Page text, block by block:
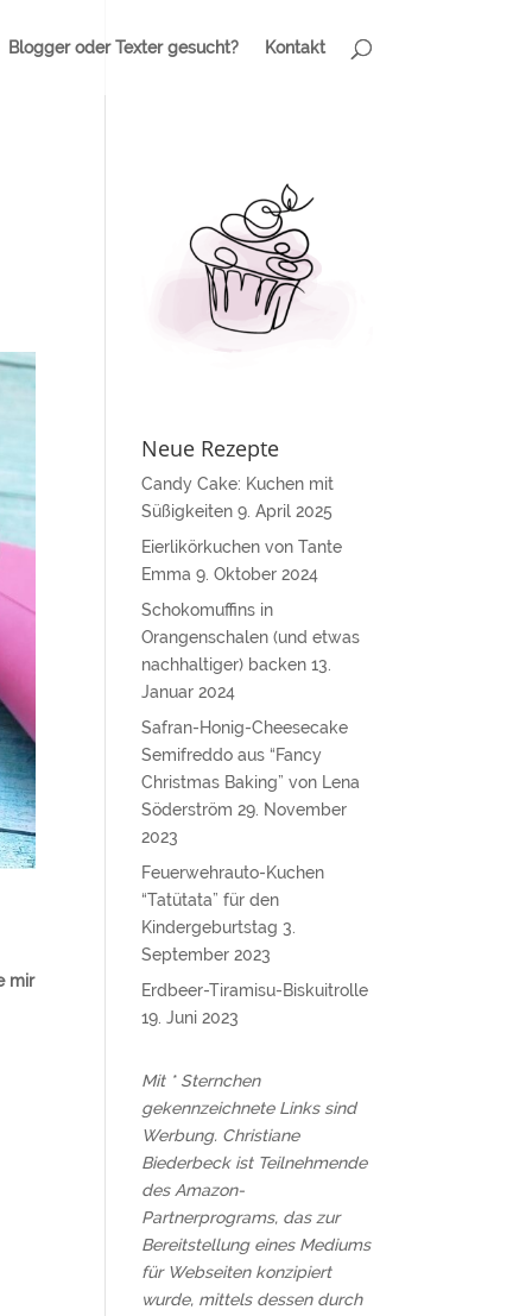
Blogger oder Texter gesucht? Kontakt
mir
Neue Rezepte
Candy Cake: Kuchen mit
Süßigkeiten 9. April 2025
Eierlikörkuchen von Tante
Emma 9. Oktober 2024
Schokomuffins in
Orangenschalen (und etwas
nachhaltiger) backen 13.
Januar 2024
Safran-Honig-Cheesecake
Semifreddo aus “Fancy
Christmas Baking” von Lena
Söderström 29. November
2023
Feuerwehrauto-Kuchen
“Tatütata” für den
Kindergeburtstag 3.
September 2023
Erdbeer-Tiramisu-Biskuitrolle
19. Juni 2023
Mit * Sternchen
gekennzeichnete Links sind
Werbung. Christiane
Biederbeck ist Teilnehmende
des Amazon-
Partnerprograms, das zur
Bereitstellung eines Mediums
für Webseiten konzipiert
wurde, mittels dessen durch